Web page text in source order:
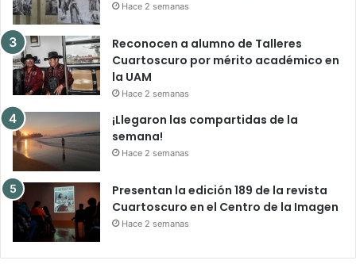
Hace 2 semanas
Reconocen a alumno de Talleres
Cuartoscuro por mérito académico en
la UAM
Hace 2 semanas
¡Llegaron las compartidas de la
semana!
Hace 2 semanas
Presentan la edición 189 de la revista
Cuartoscuro en el Centro de la Imagen
Hace 2 semanas